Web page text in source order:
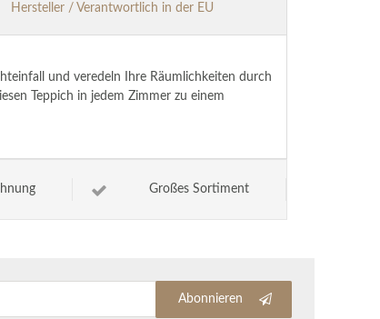
Hersteller / Verantwortlich in der EU
und veredeln Ihre Räumlichkeiten durch
Teppich in jedem Zimmer zu einem
Großes Sortiment
Abonnieren